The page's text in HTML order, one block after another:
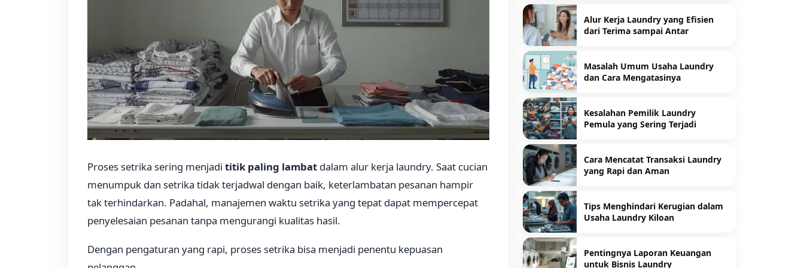
Proses setrika sering menjadi titik paling lambat dalam alur kerja laundry. Saat cucian
menumpuk dan setrika tidak terjadwal dengan baik, keterlambatan pesanan hampir
tak terhindarkan. Padahal, manajemen waktu setrika yang tepat dapat mempercepat
penyelesaian pesanan tanpa mengurangi kualitas hasil.
Dengan pengaturan yang rapi, proses setrika bisa menjadi penentu kepuasan
Alur Kerja Laundry yang Efisien
dari Terima sampai Antar
Masalah Umum Usaha Laundry
dan Cara Mengatasinya
Kesalahan Pemilik Laundry
Pemula yang Sering Terjadi
Cara Mencatat Transaksi Laundry
yang Rapi dan Aman
Tips Menghindari Kerugian dalam
Usaha Laundry Kiloan
Pentingnya Laporan Keuangan
untuk Bisnis Laundry